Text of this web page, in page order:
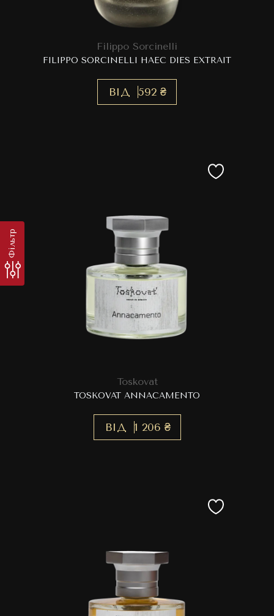
Фільтр
Filippo Sorcinelli
FILIPPO SORCINELLI HAEC DIES EXTRAIT
ВІД 592 ₴
Toskovat
TOSKOVAT ANNACAMENTO
ВІД 1 206 ₴